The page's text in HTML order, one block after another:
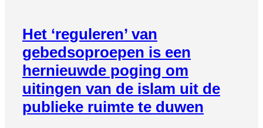
Het ‘reguleren’ van
gebedsoproepen is een
hernieuwde poging om
uitingen van de islam uit de
publieke ruimte te duwen